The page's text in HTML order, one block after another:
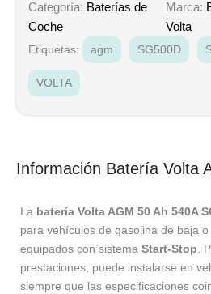
Categoría: Baterías de
Coche
Marca:
Volta
Etiquetas: agm SG500D
VOLTA
Información Batería Volta
La batería Volta AGM 50 Ah 540A
para vehículos de gasolina de baja
equipados con sistema Start-Stop.
prestaciones, puede instalarse en
siempre que las especificaciones